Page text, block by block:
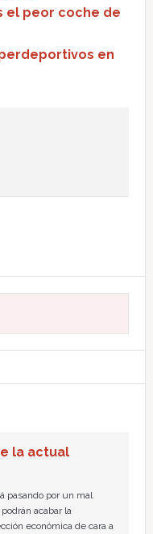
el peor coche de
en
la actual
pasando por un mal
acabar la
económica de cara a